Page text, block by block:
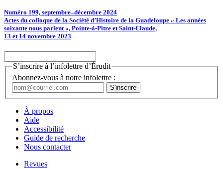
Numéro 199, septembre–décembre 2024
Actes du colloque de la Société d’Histoire de la Guadeloupe « Les années
soixante nous parlent », Pointe-à-Pitre et Saint-Claude,
13 et 14 novembre 2023
S’inscrire à l’infolettre d’Érudit
Abonnez-vous à notre infolettre :
À propos
Aide
Accessibilité
Guide de recherche
Nous contacter
Revues